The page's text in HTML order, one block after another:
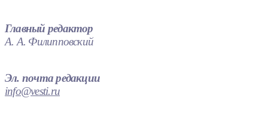
Главный редактор
А. А. Филипповский
Эл. почта редакции
info@vesti.ru